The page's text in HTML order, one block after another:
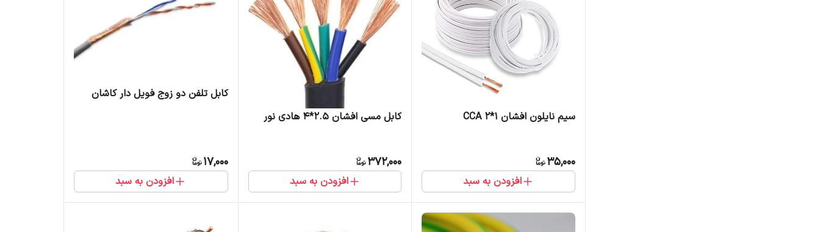
سیم نایلون افشان 1*2 CCA
35,000
افزودن به سبد
کابل مسی افشان 2.5*4 هادی نور
372,000
افزودن به سبد
کابل تلفن دو زوج فویل دار کاشان
17,000
افزودن به سبد